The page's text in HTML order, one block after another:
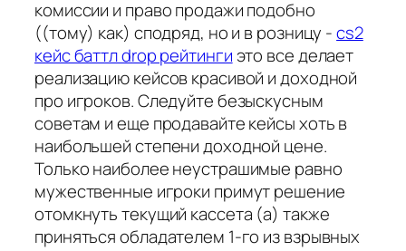
комиссии и право продажи подобно
((тому) как) сподряд, но и в розницу -cs2
кейс баттл drop рейтингиэто все делает
реализацию кейсов красивой и доходной
про игроков. Следуйте безыскусным
советам и еще продавайте кейсы хоть в
наибольшей степени доходной цене.
Только наиболее неустрашимые равно
мужественные игроки примут решение
отомкнуть текущий кассета (а) также
приняться обладателем 1-го из взрывных